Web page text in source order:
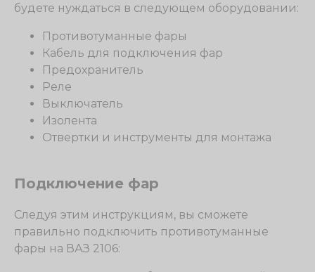
будете нуждаться в следующем оборудовании:
Противотуманные фары
Кабель для подключения фар
Предохранитель
Реле
Выключатель
Изолента
Отвертки и инструменты для монтажа
Подключение фар
Следуя этим инструкциям, вы сможете
правильно подключить противотуманные
фары на ВАЗ 2106: